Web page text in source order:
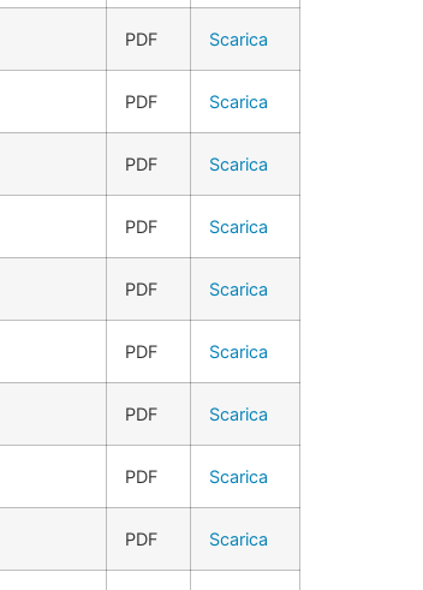
PDF Scarica
PDF Scarica
PDF Scarica
PDF Scarica
PDF Scarica
PDF Scarica
PDF Scarica
PDF Scarica
PDF Scarica